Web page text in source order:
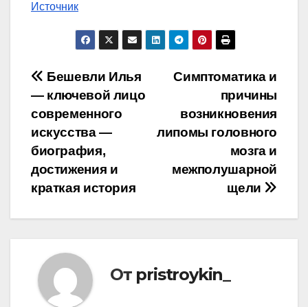
Источник
Навигация
по
записям
Симптоматика и
причины
возникновения
липомы головного
мозга и
межполушарной
щели
Бешевли Илья
— ключевой лицо
современного
искусства —
биография,
достижения и
краткая история
От pristroykin_